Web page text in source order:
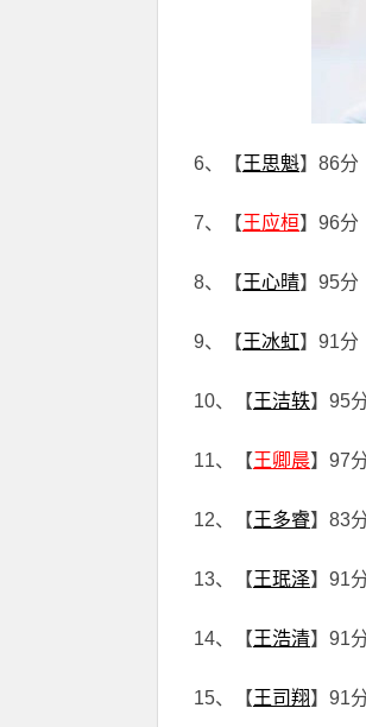
6、【王思魁】86分
7、【王应桓】96分
8、【王心晴】95分
9、【王冰虹】91分
10、【王洁轶】95
11、【王卿晨】97
12、【王多睿】83
13、【王珉泽】91
14、【王浩清】91
15、【王司翔】91